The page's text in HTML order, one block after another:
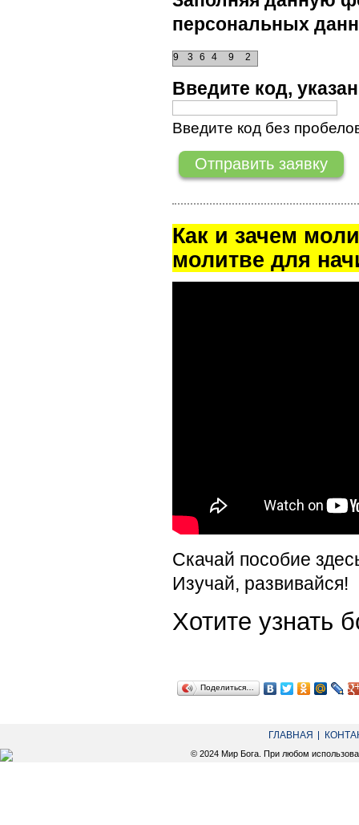
персональных
2
3 9
6 4
9
Введите код,
Введите код без
Как и зачем
молитве для
Скачай пособие
Изучай, развивайся!
Хотите
Поделиться…
ГЛАВНАЯ
© 2024 Мир Бога. При любом